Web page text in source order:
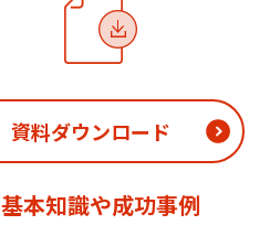
資料ダウンロード
基本知識や成功事例